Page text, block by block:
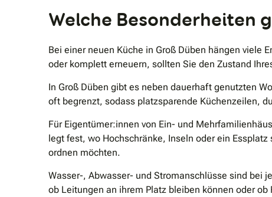
Welche Besonderheiten
Bei einer neuen Küche in Groß Düben hängen viele
oder komplett erneuern, sollten Sie den Zustand
In Groß Düben gibt es neben dauerhaft genutzten
oft begrenzt, sodass platzsparende Küchenzeilen,
Für Eigentümer:innen von Ein- und
legt fest, wo Hochschränke, Inseln oder ein
ordnen möchten.
Wasser-, Abwasser- und Stromanschlüsse sind bei
ob Leitungen an ihrem Platz bleiben können oder